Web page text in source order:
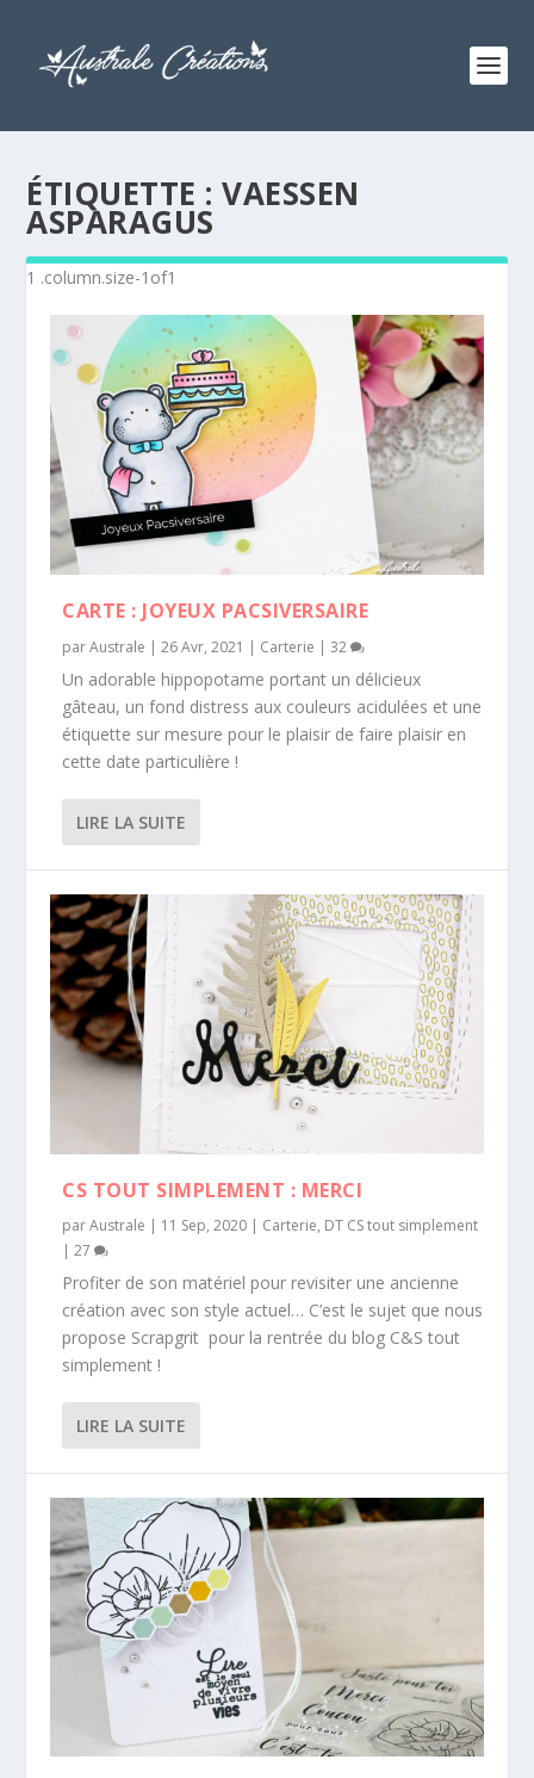
ÉTIQUETTE :VAESSEN
ASPARAGUS
CARTE : JOYEUX PACSIVERSAIRE
parAustrale |26 Avr, 2021 | Carterie |32
Un adorable hippopotame portant un délicieux
gâteau, un fond distress aux couleurs acidulées et une
étiquette sur mesure pour le plaisir de faire plaisir en
cette date particulière !
LIRE LA SUITE
CS TOUT SIMPLEMENT : MERCI
parAustrale | 11 Sep, 2020 | Carterie, DT CS tout simplement
|27
Profiter de son matériel pour revisiter une ancienne
création avec son style actuel… C’est le sujet que nous
propose Scrapgrit pour la rentrée du blog C&S tout
simplement !
LIRE LA SUITE